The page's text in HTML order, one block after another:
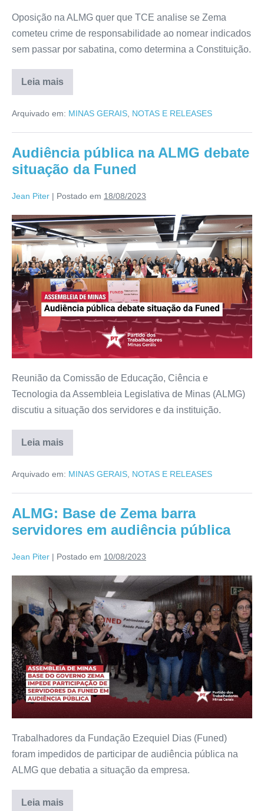
Oposição na ALMG quer que TCE analise se Zema
cometeu crime de responsabilidade ao nomear indicados
sem passar por sabatina, como determina a Constituição.
Leia mais
Arquivado em: MINAS GERAIS NOTAS E RELEASES
Audiência pública na ALMG debate
situação da Funed
Jean Piter | Postado em 18/08/2023
Reunião da Comissão de Educação, Ciência e
Tecnologia da Assembleia Legislativa de Minas (ALMG)
discutiu a situação dos servidores e da instituição.
Leia mais
Arquivado em: MINAS GERAIS NOTAS E RELEASES
ALMG: Base de Zema barra
servidores em audiência pública
Jean Piter | Postado em 10/08/2023
Trabalhadores da Fundação Ezequiel Dias (Funed)
foram impedidos de participar de audiência pública na
ALMG que debatia a situação da empresa.
Leia mais